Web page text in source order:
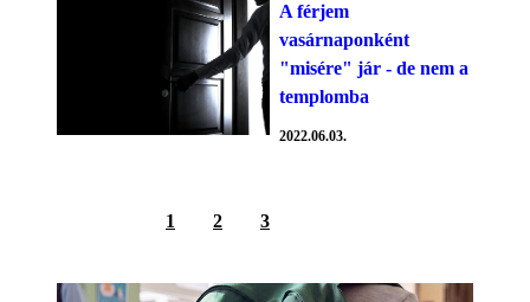
A férjem
vasárnaponként
"misére" jár - de nem a
templomba
2022.06.03.
1 2 3